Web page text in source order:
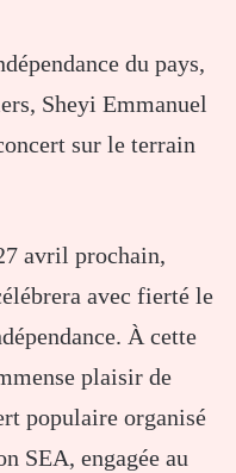
du pays,
Sheyi Emmanuel
sur le terrain
avril prochain,
avec fierté le
À cette
plaisir de
populaire organisé
SEA, engagée au